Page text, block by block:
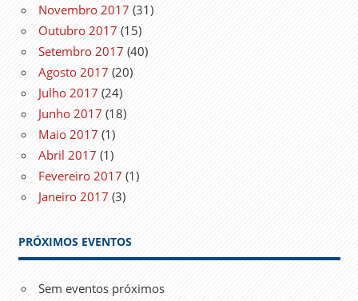
Novembro 2017 (31)
Outubro 2017 (15)
Setembro 2017 (40)
Agosto 2017 (20)
Julho 2017 (24)
Junho 2017 (18)
Maio 2017 (1)
Abril 2017 (1)
Fevereiro 2017 (1)
Janeiro 2017 (3)
PRÓXIMOS EVENTOS
Sem eventos próximos